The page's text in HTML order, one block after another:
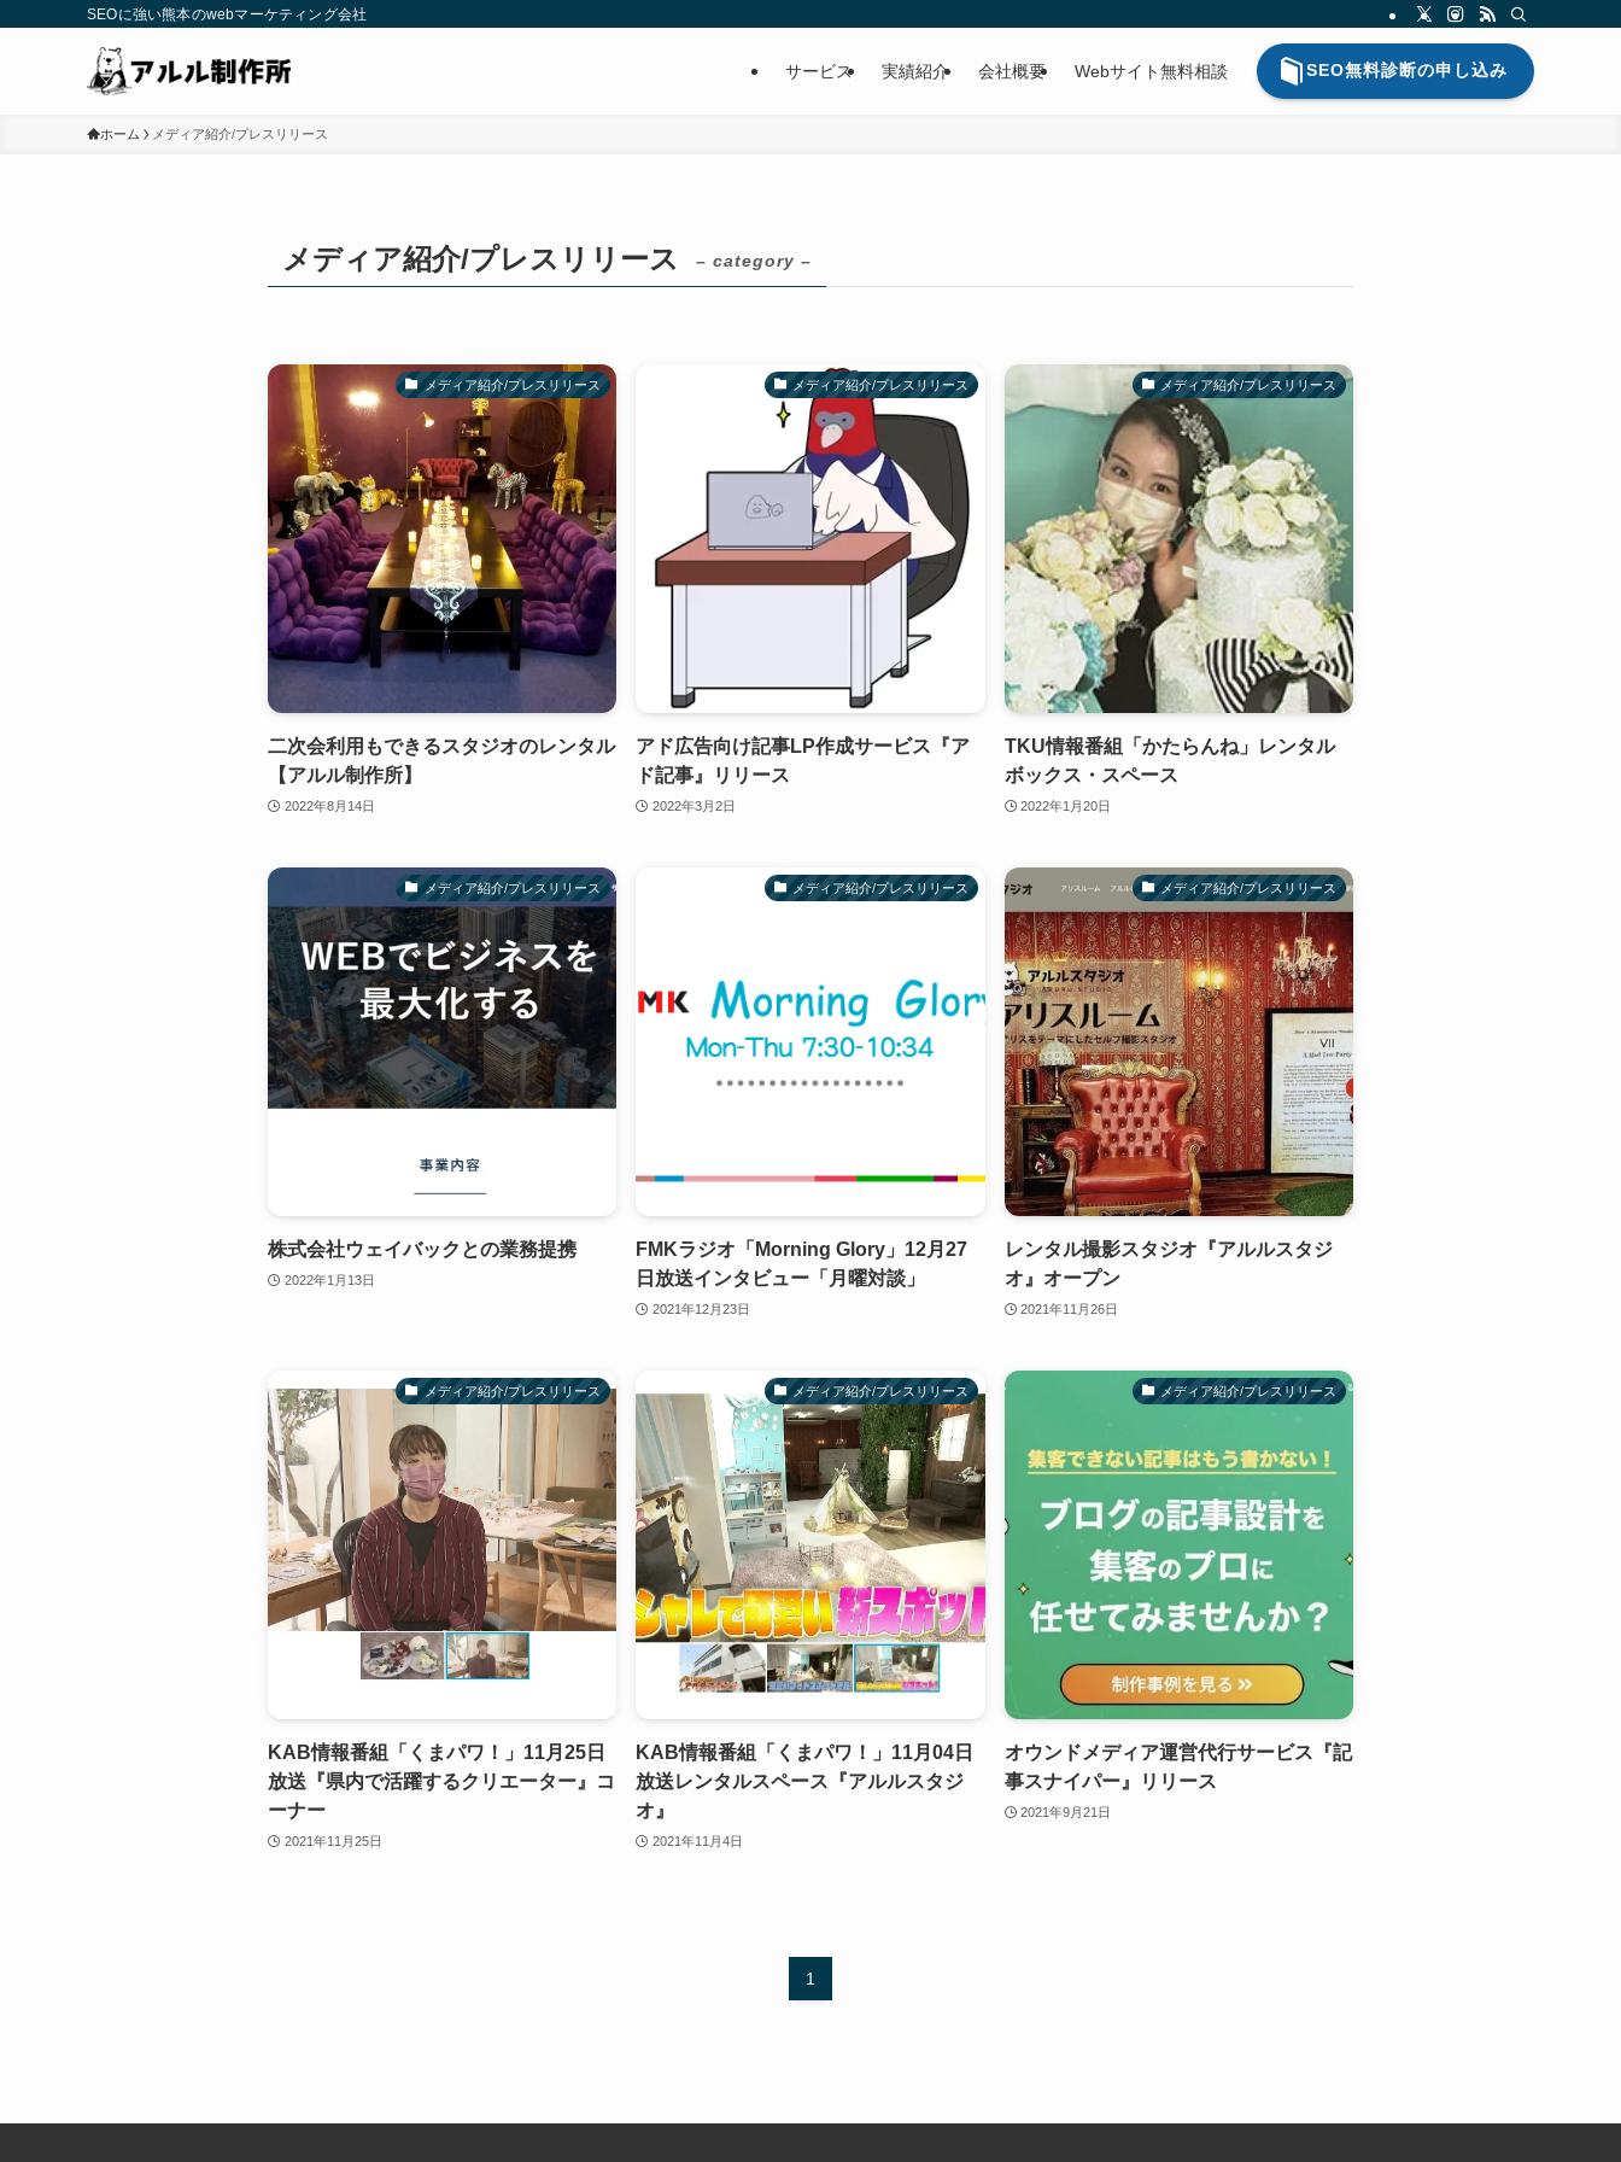
SEOに強い熊本のwebマーケティング会社
サービス 実績紹介 会社概要 Webサイト無料相談 SEO無料診断の申し込み
ホーム メディア紹介/プレスリリース
メディア紹介/プレスリリース – category –
メディア紹介/プレスリリース
二次会利用もできるスタジオのレンタル
【アルル制作所】
2022年8月14日
メディア紹介/プレスリリース
アド広告向け記事LP作成サービス『ア
ド記事』リリース
2022年3月2日
メディア紹介/プレスリリース
TKU情報番組「かたらんね」レンタル
ボックス・スペース
2022年1月20日
メディア紹介/プレスリリース
株式会社ウェイバックとの業務提携
2022年1月13日
メディア紹介/プレスリリース
FMKラジオ「Morning Glory」12月27
日放送インタビュー「月曜対談」
2021年12月23日
メディア紹介/プレスリリース
レンタル撮影スタジオ『アルルスタジ
オ』オープン
2021年11月26日
メディア紹介/プレスリリース
KAB情報番組「くまパワ！」11月25日
放送『県内で活躍するクリエーター』コ
ーナー
2021年11月25日
メディア紹介/プレスリリース
KAB情報番組「くまパワ！」11月04日
放送レンタルスペース『アルルスタジ
オ』
2021年11月4日
メディア紹介/プレスリリース
オウンドメディア運営代行サービス『記
事スナイパー』リリース
2021年9月21日
1